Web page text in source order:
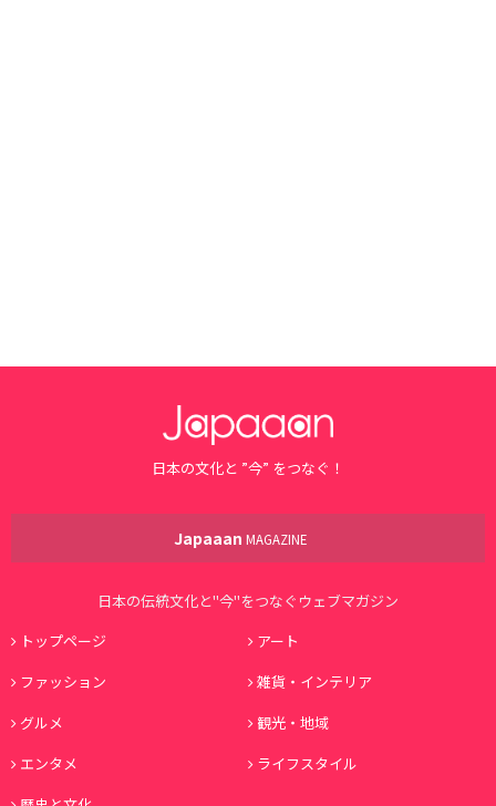
日本の文化と ”今” をつなぐ！
Japaaan MAGAZINE
日本の伝統文化と"今"をつなぐウェブマガジン
トップページ
アート
ファッション
雑貨・インテリア
グルメ
観光・地域
エンタメ
ライフスタイル